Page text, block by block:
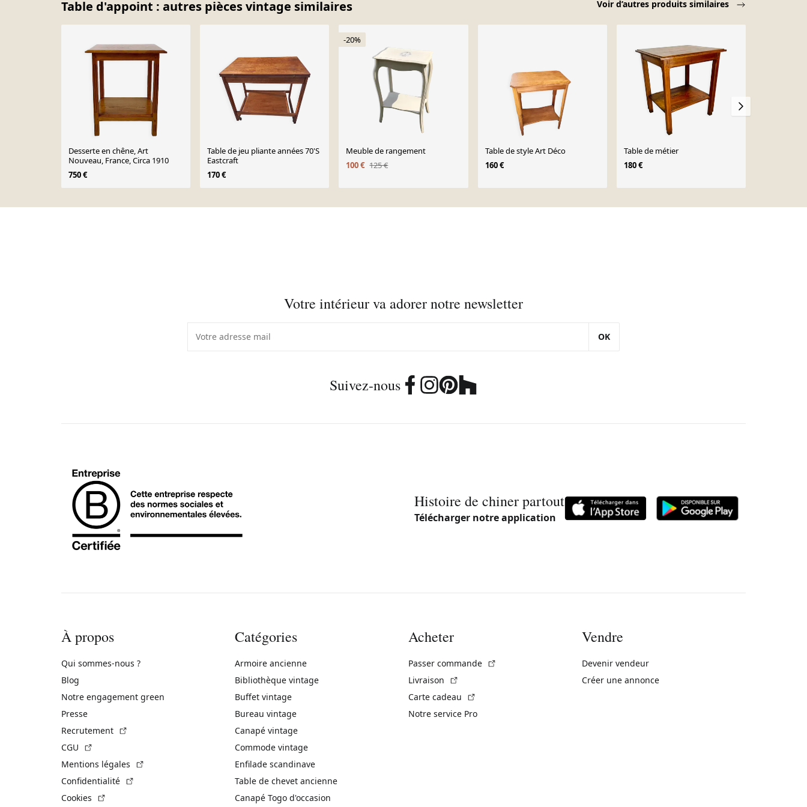
Table d'appoint : autres pièces vintage similaires Voir d’autres produits similaires
Desserte en chêne, Art
Nouveau, France, Circa 1910
750 €
Table de jeu pliante années 70'S
Eastcraft
170 €
-20%
Meuble de rangement
100 € 125 €
Table de style Art Déco
160 €
Table de métier
180 €
Votre intérieur va adorer notre newsletter
OK
Suivez-nous
Histoire de chiner partout
Télécharger notre application
À propos
Qui sommes-nous ?
Blog
Notre engagement green
Presse
Recrutement
CGU
Mentions légales
Confidentialité
Cookies
Catégories
Armoire ancienne
Bibliothèque vintage
Buffet vintage
Bureau vintage
Canapé vintage
Commode vintage
Enfilade scandinave
Table de chevet ancienne
Canapé Togo d'occasion
Acheter
Passer commande
Livraison
Carte cadeau
Notre service Pro
Vendre
Devenir vendeur
Créer une annonce